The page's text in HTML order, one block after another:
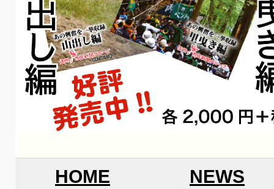
HOME
NEWS